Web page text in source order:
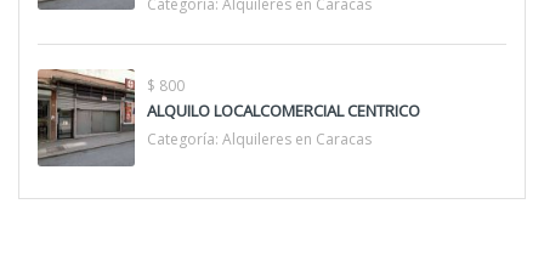
$ 800
ALQUILO LOCALCOMERCIAL CENTRICO
Categoría: Alquileres en Caracas